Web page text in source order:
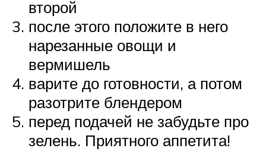
второй
после этого положите в него
нарезанные овощи и
вермишель
варите до готовности, а потом
разотрите блендером
перед подачей не забудьте про
зелень. Приятного аппетита!